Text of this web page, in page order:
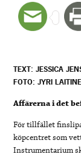
TEXT: JESSICA
FOTO: JYRI
Affärerna i det
För tillfället
köpcentret som
Instrumentarium